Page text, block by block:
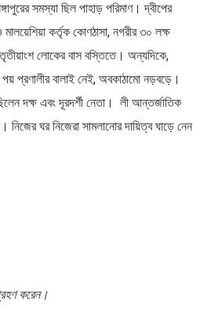
সমস্যা ছিল পাহাড় পরিমাণ। দ্বীপের
মালয়েশিয়া কর্তৃক কোণঠাসা, নগরীর ৩০ লক্ষ
লোকের বাস বস্তিতে। অন্যদিকে,
প্রণালীর বালাই নেই, অবকাঠামো নড়বড়ে।
দক্ষ এবং দূরদর্শী নেতা। ‌ লী আন্তর্জাতিক
নিজের ঘর নিজেরা সামলানোর দায়িত্ব ঘাড়ে নেন
করেন।